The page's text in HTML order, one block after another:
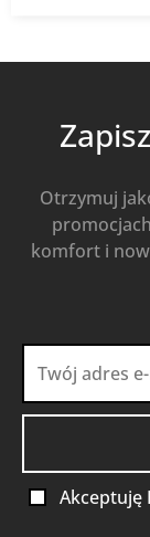
Otrzymuj
komfort i
Akceptuję